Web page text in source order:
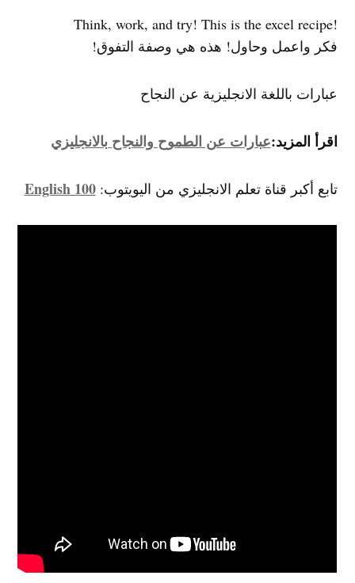
!Think, work, and try! This is the excel recipe
فكر واعمل وحاول! هذه هي وصفة التفوق!
عبارات باللغة الانجليزية عن النجاح
اقرأ المزيد:عبارات عن الطموح والنجاح بالانجليزي
تابع أكبر قناة تعلم الانجليزي من اليويتوب:English 100